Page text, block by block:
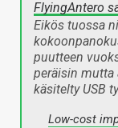
FlyingAntero
Eikös tuossa
puutteen
peräisin mutta
käsitelty USB
Low-cost